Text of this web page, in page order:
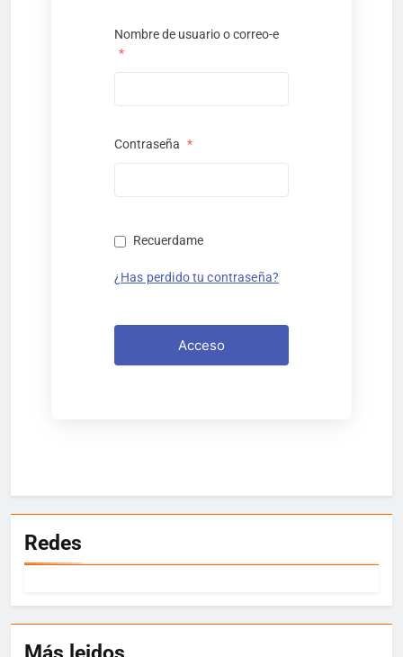
Nombre de usuario o correo-e
*
Contraseña *
Recuerdame
¿Has perdido tu contraseña?
Acceso
Redes